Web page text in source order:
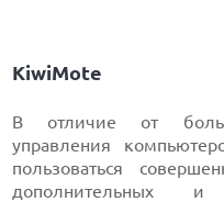
KiwiMote
В отличие от
управления
пользоваться
дополнительных